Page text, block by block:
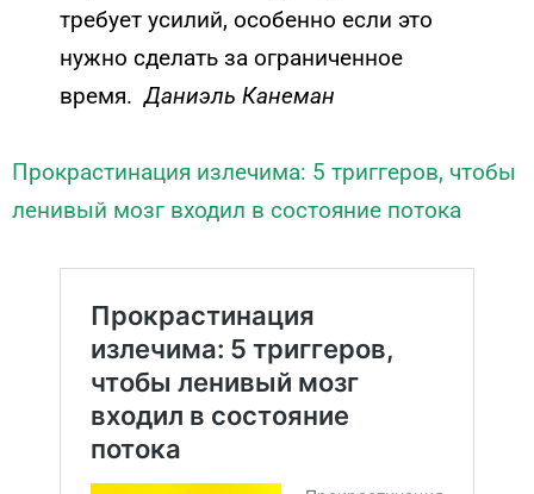
требует усилий, особенно если это
нужно сделать за ограниченное
время.Даниэль Канеман
Прокрастинация излечима: 5 триггеров, чтобы
ленивый мозг входил в состояние потока